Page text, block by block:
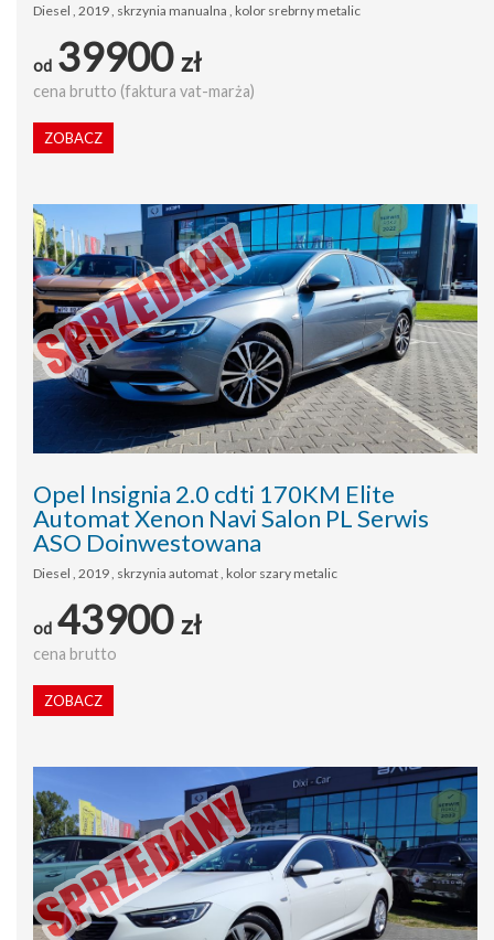
Diesel , 2019 , skrzynia manualna , kolor srebrny metalic
od 39900 zł
cena brutto (faktura vat-marża)
ZOBACZ
Opel Insignia 2.0 cdti 170KM Elite
Automat Xenon Navi Salon PL Serwis
ASO Doinwestowana
Diesel , 2019 , skrzynia automat , kolor szary metalic
od 43900 zł
cena brutto
ZOBACZ